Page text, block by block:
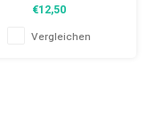
Fächerschal. Perfekter
Geschenk-Tipp oder zur
Ergänzung der
€12,50
Vergleichen